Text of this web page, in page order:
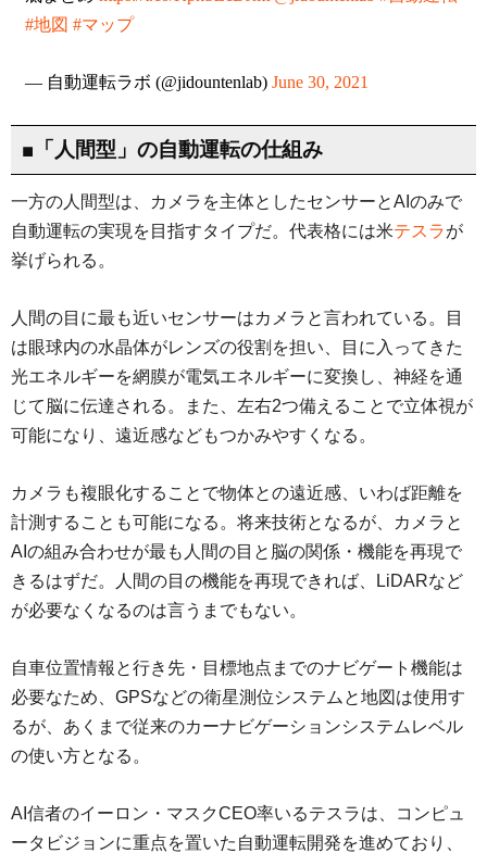
#地図 #マップ
— 自動運転ラボ (@jidountenlab) June 30, 2021
■「人間型」の自動運転の仕組み
一方の人間型は、カメラを主体としたセンサーとAIのみで
自動運転の実現を目指すタイプだ。代表格には米テスラが
挙げられる。
人間の目に最も近いセンサーはカメラと言われている。目
は眼球内の水晶体がレンズの役割を担い、目に入ってきた
光エネルギーを網膜が電気エネルギーに変換し、神経を通
じて脳に伝達される。また、左右2つ備えることで立体視が
可能になり、遠近感などもつかみやすくなる。
カメラも複眼化することで物体との遠近感、いわば距離を
計測することも可能になる。将来技術となるが、カメラと
AIの組み合わせが最も人間の目と脳の関係・機能を再現で
きるはずだ。人間の目の機能を再現できれば、LiDARなど
が必要なくなるのは言うまでもない。
自車位置情報と行き先・目標地点までのナビゲート機能は
必要なため、GPSなどの衛星測位システムと地図は使用す
るが、あくまで従来のカーナビゲーションシステムレベル
の使い方となる。
AI信者のイーロン・マスクCEO率いるテスラは、コンピュ
ータビジョンに重点を置いた自動運転開発を進めており、